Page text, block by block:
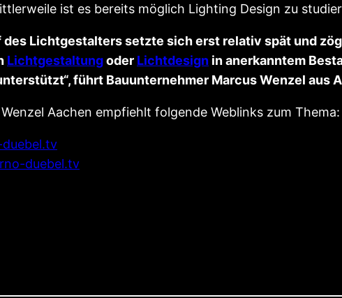
ist es bereits möglich Lighting Design zu
Lichtgestalters setzte sich erst relativ spät und
Lichtgestaltungoder Lichtdesign in anerkanntem
führt Bauunternehmer Marcus Wenzel aus
Aachen empfiehlt folgende Weblinks zum Thema:
duebel.tv